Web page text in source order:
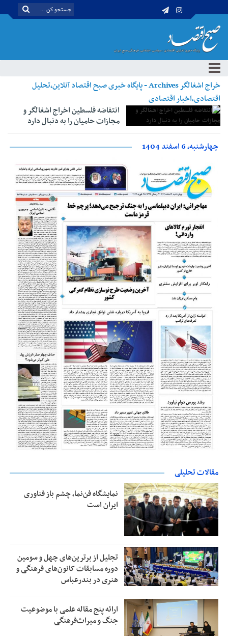
خراج اشغالگر Archives - پایگاه خبری صبح اقتصاد آنلاین،تحلیل
اقتصادی،اخبار اقتصادی
انتفاضه فلسطین اخراج اشغالگر و
مجازات حامیان را به دنبال دارد
چهارشنبه، 6 اسفند 1404
مقالات تحلیلی
نمایشگاه فن‌نما، چشم باز فناوری
ایران است
تجلیل از بر‌ترین‌های چهل و سومین
دوره مسابقات کانون‌های فرهنگی و
هنری در بندرعباس
ارائه پنج مقاله علمی با موضوعیت
جنگ و میراث‌فرهنگی